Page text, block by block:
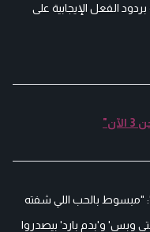
الفعل الإيجابية على
بالحب اللي شفته
وبس' و'بدم بارد' بيصدروا